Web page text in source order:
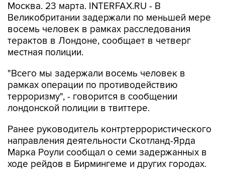
Москва. 23 марта. INTERFAX.RU - В
Великобритании задержали по меньшей мере
восемь человек в рамках расследования
терактов в Лондоне, сообщает в четверг
местная полиции.
"Всего мы задержали восемь человек в
рамках операции по противодействию
терроризму", - говорится в сообщении
лондонской полиции в твиттере.
Ранее руководитель контртеррористического
направления деятельности Скотланд-Ярда
Марка Роули сообщал о семи задержанных в
ходе рейдов в Бирмингеме и других городах.